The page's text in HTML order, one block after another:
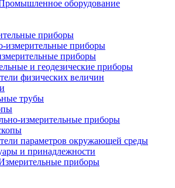
оборудование
приборы
измерительные приборы
приборы
и геодезические приборы
физических величин
трубы
измерительные приборы
параметров окружающей среды
и принадлежности
приборы